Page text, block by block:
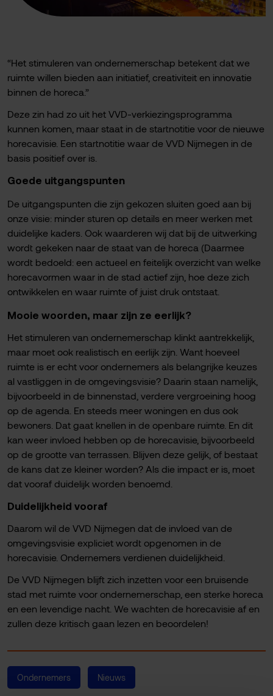
“Het stimuleren van ondernemerschap betekent dat we
ruimte willen bieden aan initiatief, creativiteit en innovatie
binnen de horeca.”
Deze zin had zo uit het VVD-verkiezingsprogramma
kunnen komen, maar staat in de startnotitie voor de nieuwe
horecavisie. Een startnotitie waar de VVD Nijmegen in de
basis positief over is.
Goede uitgangspunten
De uitgangspunten die zijn gekozen sluiten goed aan bij
onze visie: minder sturen op details en meer werken met
duidelijke kaders. Ook waarderen wij dat bij de uitwerking
wordt gekeken naar de staat van de horeca (Daarmee
wordt bedoeld: een actueel en feitelijk overzicht van welke
horecavormen waar in de stad actief zijn, hoe deze zich
ontwikkelen en waar ruimte of juist druk ontstaat.
Mooie woorden, maar zijn ze eerlijk?
Het stimuleren van ondernemerschap klinkt aantrekkelijk,
maar moet ook realistisch en eerlijk zijn. Want hoeveel
ruimte is er echt voor ondernemers als belangrijke keuzes
al vastliggen in de omgevingsvisie? Daarin staan namelijk,
bijvoorbeeld in de binnenstad, verdere vergroeining hoog
op de agenda. En steeds meer woningen en dus ook
bewoners. Dat gaat knellen in de openbare ruimte. En dit
kan weer invloed hebben op de horecavisie, bijvoorbeeld
op de grootte van terrassen. Blijven deze gelijk, of bestaat
de kans dat ze kleiner worden? Als die impact er is, moet
dat vooraf duidelijk worden benoemd.
Duidelijkheid vooraf
Daarom wil de VVD Nijmegen dat de invloed van de
omgevingsvisie expliciet wordt opgenomen in de
horecavisie. Ondernemers verdienen duidelijkheid.
De VVD Nijmegen blijft zich inzetten voor een bruisende
stad met ruimte voor ondernemerschap, een sterke horeca
en een levendige nacht. We wachten de horecavisie af en
zullen deze kritisch gaan lezen en beoordelen!
Ondernemers Nieuws